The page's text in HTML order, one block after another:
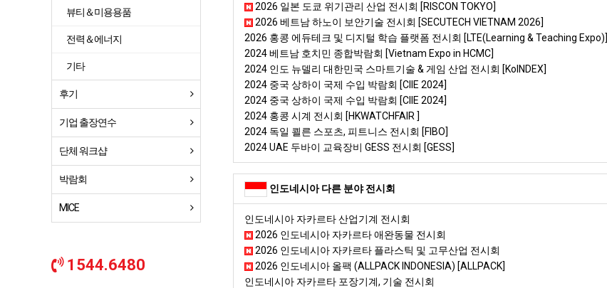
2026 일본 도쿄 위기관리 산업 전시회 [RISCON TOKYO]
2026 베트남 하노이 보안기술 전시회 [SECUTECH VIETNAM 2026]
2026 홍콩 에듀테크 및 디지털 학습 플랫폼 전시회 [LTE(Learning & Teaching Expo)]
2024 베트남 호치민 종합박람회 [Vietnam Expo in HCMC]
2024 인도 뉴델리 대한민국 스마트기술 & 게임 산업 전시회 [KoINDEX]
2024 중국 상하이 국제 수입 박람회 [CIIE 2024]
2024 중국 상하이 국제 수입 박람회 [CIIE 2024]
2024 홍콩 시계 전시회 [HKWATCHFAIR ]
2024 독일 쾰른 스포츠, 피트니스 전시회 [FIBO]
2024 UAE 두바이 교육장비 GESS 전시회 [GESS]
인도네시아 다른 분야 전시회
인도네시아 자카르타 산업기계 전시회
2026 인도네시아 자카르타 애완동물 전시회
2026 인도네시아 자카르타 플라스틱 및 고무산업 전시회
2026 인도네시아 올팩 (ALLPACK INDONESIA) [ALLPACK]
인도네시아 자카르타 포장기계, 기술 전시회
뷰티＆미용용품
전력＆에너지
기타
후기
기업 출장연수
단체 워크샵
박람회
MICE
1544.6480